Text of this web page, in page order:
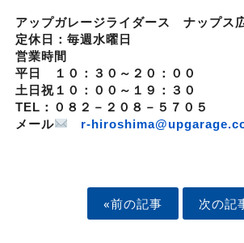
アップガレージライダース ナップス
定休日：毎週水曜日
営業時間
平日 １０：３０～２０：００
土日祝１０：００～１９：３０
TEL：０８２－２０８－５７０５
メール
r-
«前の記事 次の記